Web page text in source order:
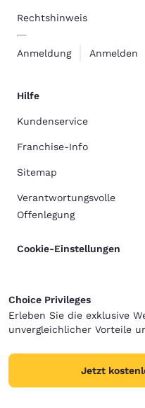
Rechtshinweis
Anmeldung Anmelden
Hilfe
Kundenservice
Franchise-Info
Sitemap
Verantwortungsvolle
Offenlegung
Cookie-Einstellungen
Choice Privileges
Erleben Sie die exklusive
unvergleichlicher Vorteile
Jetzt